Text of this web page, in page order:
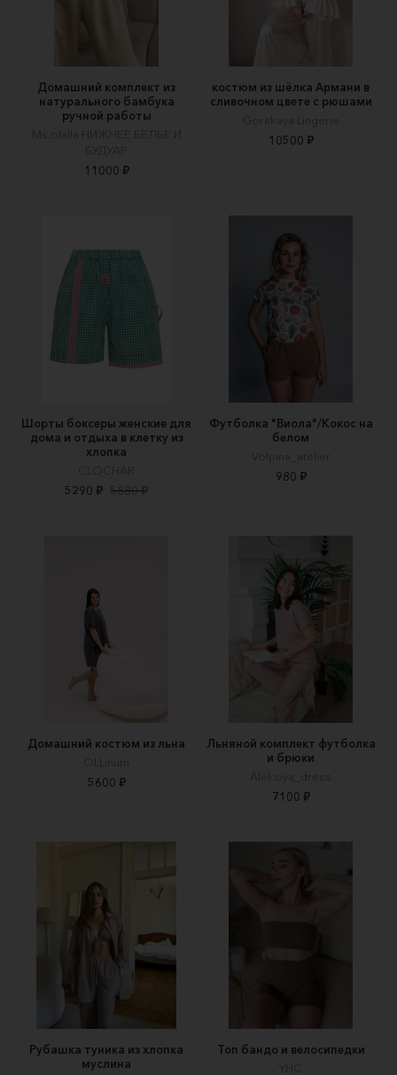
Домашний комплект из
натурального бамбука
ручной работы
Ms.olalla НИЖНЕЕ БЕЛЬЕ И
БУДУАР
11000 ₽
костюм из шёлка Армани в
сливочном цвете с рюшами
Gorskaya Lingerie
10500 ₽
Шорты боксеры женские для
дома и отдыха в клетку из
хлопка
CLOCHAR
5290 ₽ 5880 ₽
Футболка "Виола"/Кокос на
белом
Volpina_atelier
980 ₽
Домашний костюм из льна
OLLinum
5600 ₽
Льняной комплект футболка
и брюки
Aleksiya_dress
7100 ₽
Рубашка туника из хлопка
муслина
Топ бандо и велосипедки
YHC